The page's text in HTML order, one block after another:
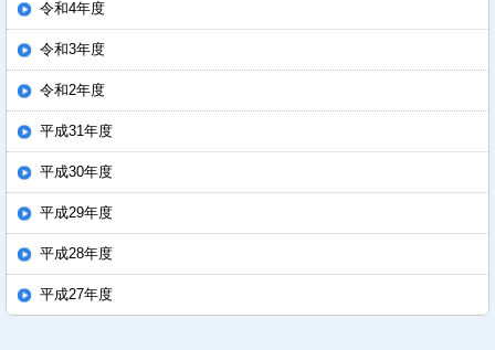
令和4年度
令和3年度
令和2年度
平成31年度
平成30年度
平成29年度
平成28年度
平成27年度